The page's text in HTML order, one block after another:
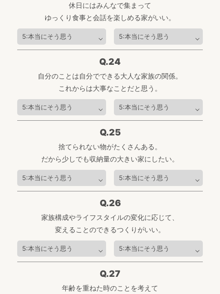
休日にはみんなで集まって
ゆっくり食事と会話を楽しめる家がいい。
Q.24
自分のことは自分でできる大人な家族の関係。
これからは大事なことだと思う。
Q.25
捨てられない物がたくさんある。
だから少しでも収納量の大きい家にしたい。
Q.26
家族構成やライフスタイルの変化に応じて、
変えることのできるつくりがいい。
Q.27
年齢を重ねた時のことを考えて